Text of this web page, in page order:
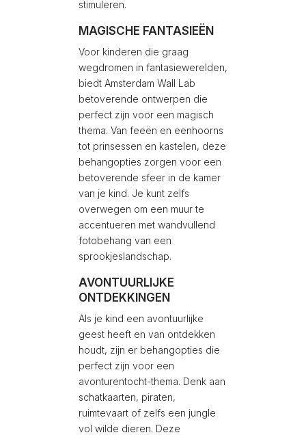
stimuleren.
MAGISCHE FANTASIEËN
Voor kinderen die graag
wegdromen in fantasiewerelden,
biedt Amsterdam Wall Lab
betoverende ontwerpen die
perfect zijn voor een magisch
thema. Van feeën en eenhoorns
tot prinsessen en kastelen, deze
behangopties zorgen voor een
betoverende sfeer in de kamer
van je kind. Je kunt zelfs
overwegen om een muur te
accentueren met wandvullend
fotobehang van een
sprookjeslandschap.
AVONTUURLIJKE
ONTDEKKINGEN
Als je kind een avontuurlijke
geest heeft en van ontdekken
houdt, zijn er behangopties die
perfect zijn voor een
avonturentocht-thema. Denk aan
schatkaarten, piraten,
ruimtevaart of zelfs een jungle
vol wilde dieren. Deze